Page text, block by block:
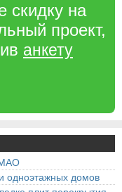
скидку на
проект,
анкету
одноэтажных домов